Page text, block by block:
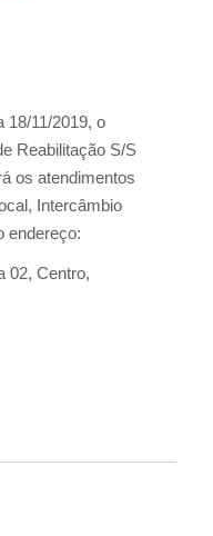
18/11/2019, o
Reabilitação S/S
os atendimentos
Intercâmbio
endereço:
02, Centro,